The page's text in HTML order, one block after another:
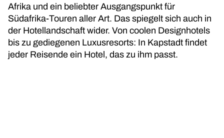
Afrika und ein beliebter Ausgangspunkt für
Südafrika-Touren aller Art. Das spiegelt sich auch in
der Hotellandschaft wider. Von coolen Designhotels
bis zu gediegenen Luxusresorts: In Kapstadt findet
jeder Reisende ein Hotel, das zu ihm passt.